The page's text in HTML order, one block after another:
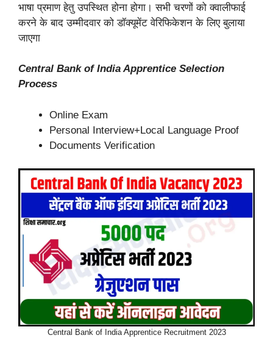
भाषा प्रमाण हेतु उपस्थित होना होगा। सभी चरणों को क्वालीफाई
करने के बाद उम्मीदवार को डॉक्यूमेंट वेरिफिकेशन के लिए बुलाया
जाएगा
Central Bank of India Apprentice Selection
Process
Online Exam
Personal Interview+Local Language Proof
Documents Verification
Central Bank of India Apprentice Recruitment 2023